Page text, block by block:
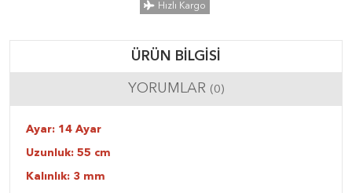
Hızlı Kargo
ÜRÜN BILGISI
YORUMLAR (0)
Ayar: 14 Ayar
Uzunluk: 55 cm
Kalınlık: 3 mm